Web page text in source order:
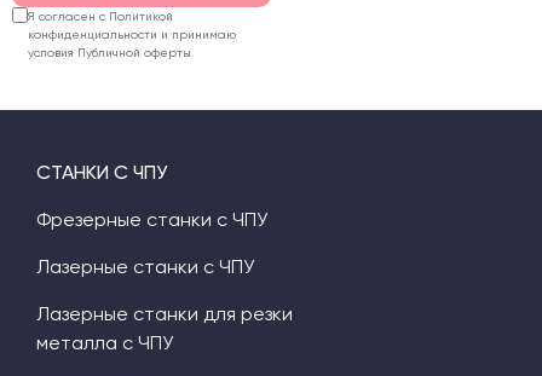
Я согласен с Политикой
конфиденциальности и принимаю
условия Публичной оферты.
СТАНКИ С ЧПУ
Фрезерные станки с ЧПУ
Лазерные станки с ЧПУ
Лазерные станки для резки
металла с ЧПУ